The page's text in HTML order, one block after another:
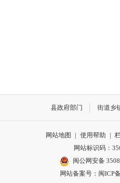
县政府部门 街道乡
网站地图 | 使用帮助 |
网站标识码：
闽公网安备
网站备案号： 闽ICP